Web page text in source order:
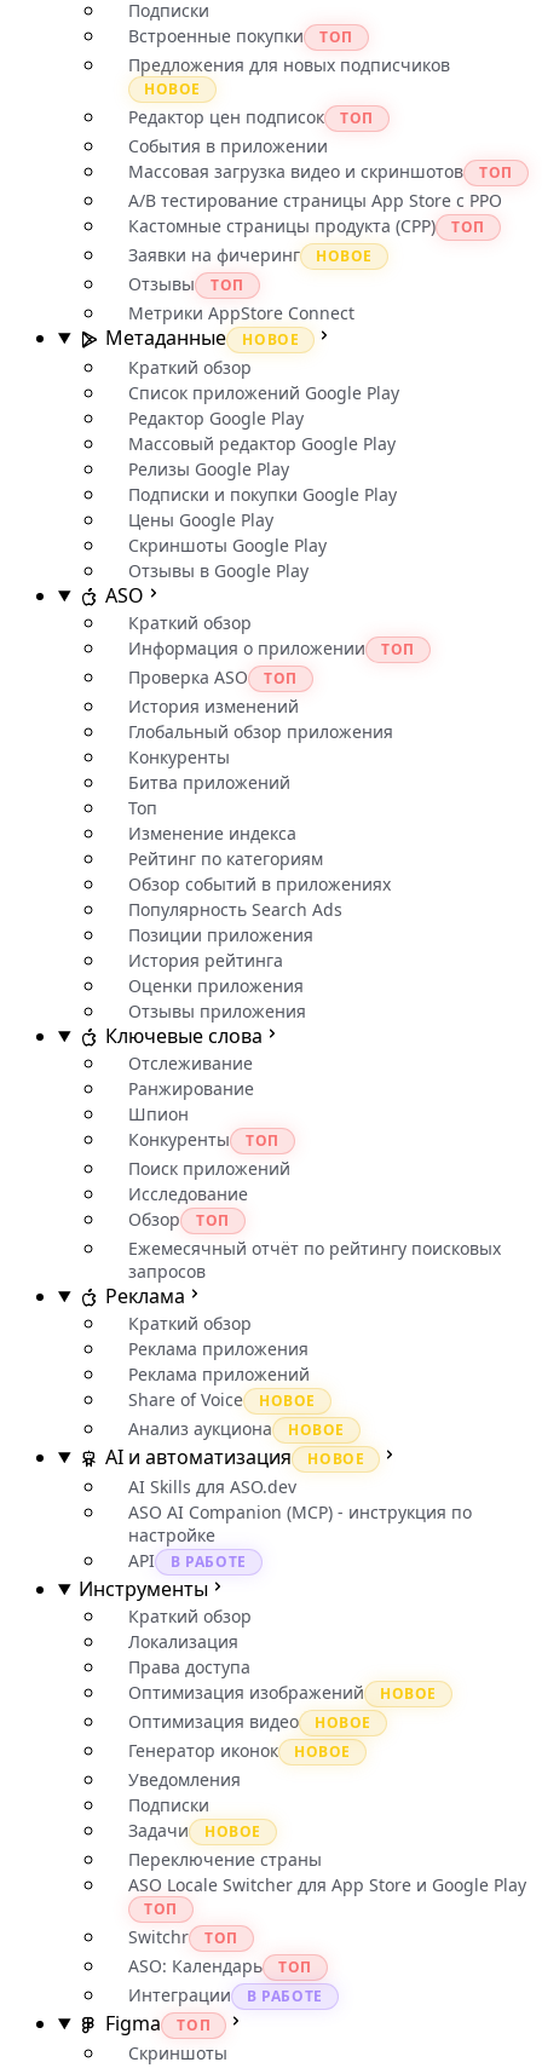
Подписки
Встроенные покупки
ТОП
Предложения для новых подписчиков
НОВОЕ
Редактор цен подписок ТОП
События в приложении
Массовая загрузка видео и скриншотов
ТОП
A/B тестирование страницы App Store с PPO
Кастомные страницы продукта (CPP)
ТОП
Заявки на фичеринг НОВОЕ
Отзывы ТОП
Метрики AppStore Connect
Метаданные НОВОЕ
Краткий обзор
Список приложений Google Play
Редактор Google Play
Массовый редактор Google Play
Релизы Google Play
Подписки и покупки Google Play
Цены Google Play
Скриншоты Google Play
Отзывы в Google Play
ASO
Краткий обзор
Информация о приложении
ТОП
Проверка ASO ТОП
История изменений
Глобальный обзор приложения
Конкуренты
Битва приложений
Топ
Изменение индекса
Рейтинг по категориям
Обзор событий в приложениях
Популярность Search Ads
Позиции приложения
История рейтинга
Оценки приложения
Отзывы приложения
Ключевые слова
Отслеживание
Ранжирование
Шпион
Конкуренты
ТОП
Поиск приложений
Исследование
Обзор
ТОП
Ежемесячный отчёт по рейтингу поисковых
запросов
Реклама
Краткий обзор
Реклама приложения
Реклама приложений
Share of Voice
НОВОЕ
Анализ аукциона НОВОЕ
AI и автоматизация НОВОЕ
AI Skills для ASO.dev
ASO AI Companion (MCP) - инструкция по
настройке
API
В РАБОТЕ
Инструменты
Краткий обзор
Локализация
Права доступа
Оптимизация изображений
НОВОЕ
Оптимизация видео НОВОЕ
Генератор иконок НОВОЕ
Уведомления
Подписки
Задачи
НОВОЕ
Переключение страны
ASO Locale Switcher для App Store и Google Play
ТОП
Switchr ТОП
ASO: Календарь ТОП
Интеграции В РАБОТЕ
Figma ТОП
Скриншоты